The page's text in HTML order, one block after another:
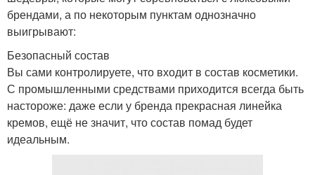
брендами, а по некоторым пунктам однозначно
выигрывают:
Безопасный состав
Вы сами контролируете, что входит в состав косметики.
С промышленными средствами приходится всегда быть
настороже: даже если у бренда прекрасная линейка
кремов, ещё не значит, что состав помад будет
идеальным.